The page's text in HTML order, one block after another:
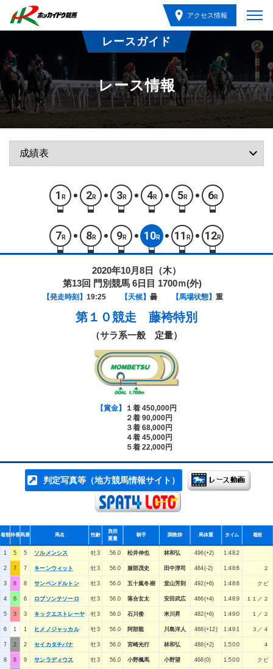
アクセス情報
レースガイド
レース情報
1 R 2R 3R 4R 5R 6R
7 R 8R 9R 10R 11 R 12R
2020年10月8日（木）
第13回 門別競馬 6日目 1700ｍ(外)
【発走時刻】 19:25 【天候】 曇 【馬場状態】 重
第１０競走 藤袴特別
（サラ系一般 定量）
【賞金】
１着 450,000円
２着 90,000円
３着 68,000円
４着 45,000円
５着 22,000円
判定写真等（地方競馬情報サイト）
着順枠番馬番 馬名 性齢
負担
重量
騎手 調教師 馬体重 タイム 着差
1 5 5 ソルメンシス 牡3 56.0 松井伸也 林和弘 496(+2) 1:48:2
2 7 7 キーンウィット 牡3 56.0 服部茂史 田中淳司 484(-2) 1:48:6 ２
3 8 8 サンペンドルトン 牡3 56.0 五十嵐冬樹 堂山芳則 492(+6) 1:48:6 クビ
4 6 6 ロブソンテソーロ 牡3 56.0 落合玄太 安田武広 466(+4) 1:48:9 １１／２
5 3 3 キックエストレーヤ 牡3 56.0 石川倭 米川昇 482(+6) 1:49:0 １／２
6 1 1 ヒメノジャッカル 牡3 56.0 阿部龍 川島洋人 468(+12) 1:49:1 ３／４
7 2 2 セイカタチバナ 牡3 56.0 宮崎光行 林和弘 488(+2) 1:50:0 ４
8 8 9 サンラディウス 牡3 56.0 小野楓馬 小野望 468(0) 1:50:0 クビ